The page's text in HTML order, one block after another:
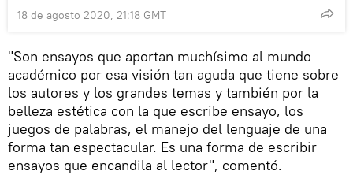
18 de agosto 2020, 21:18 GMT
"Son ensayos que aportan muchísimo al mundo
académico por esa visión tan aguda que tiene sobre
los autores y los grandes temas y también por la
belleza estética con la que escribe ensayo, los
juegos de palabras, el manejo del lenguaje de una
forma tan espectacular. Es una forma de escribir
ensayos que encandila al lector", comentó.